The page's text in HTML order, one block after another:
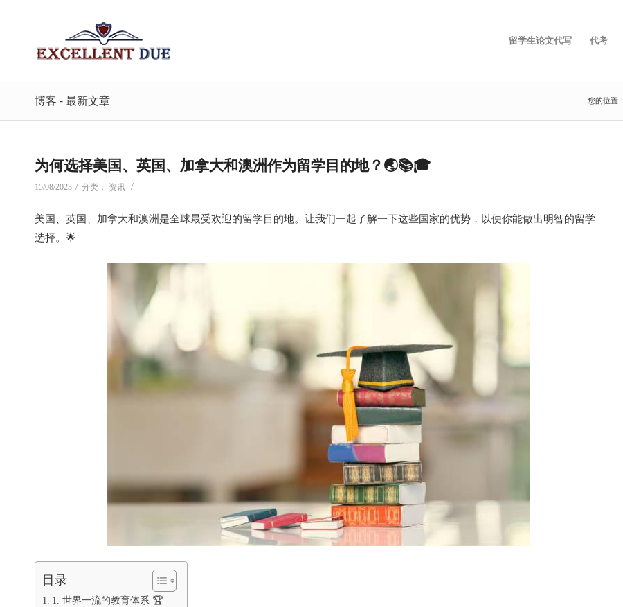
留学生论文代写 代考
博客 - 最新文章 您的位置：
为何选择美国、英国、加拿大和澳洲作为留学目的地？🌏📚🎓
15/08/2023 / 分类： 资讯 /
美国、英国、加拿大和澳洲是全球最受欢迎的留学目的地。让我们一起了解一下这些国家的优势，以便你能做出明智的留学
选择。🌟
目录
1. 世界一流的教育体系 🏆